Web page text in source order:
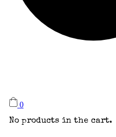
0
No products in the cart.